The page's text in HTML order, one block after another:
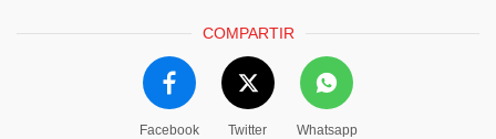
COMPARTIR
Facebook Twitter Whatsapp